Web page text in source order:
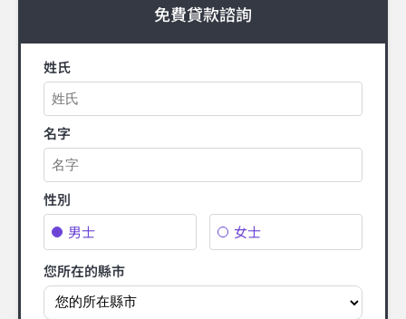
免費貸款諮詢
姓氏
名字
性別
男士
女士
您所在的縣市